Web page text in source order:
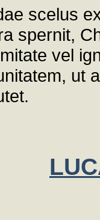
scelus
spernit,
vel
ut